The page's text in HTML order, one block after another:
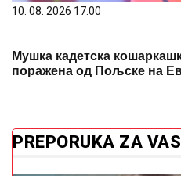
10. 08. 2026 17:00
Мушка кадетска
поражена од Пољске на
PREPORUKA ZA VAS